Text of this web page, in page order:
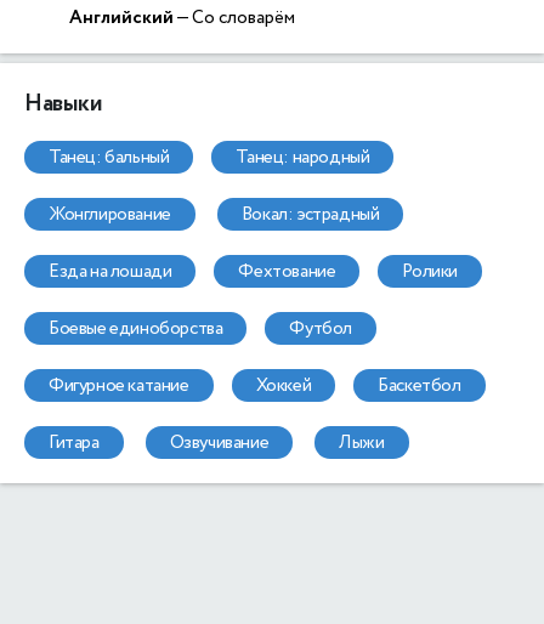
Английский— Со словарём
Навыки
танец: бальный танец: народный
жонглирование вокал: эстрадный
езда на лошади фехтование ролики
боевые единоборства футбол
фигурное катание хоккей баскетбол
гитара озвучивание лыжи